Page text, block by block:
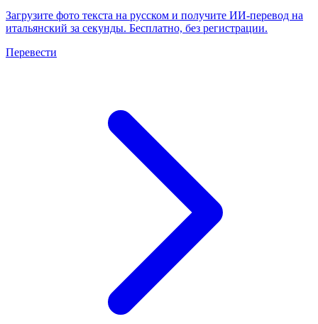
Загрузите фото текста на русском и получите ИИ-перевод на
итальянский за секунды. Бесплатно, без регистрации.
Перевести